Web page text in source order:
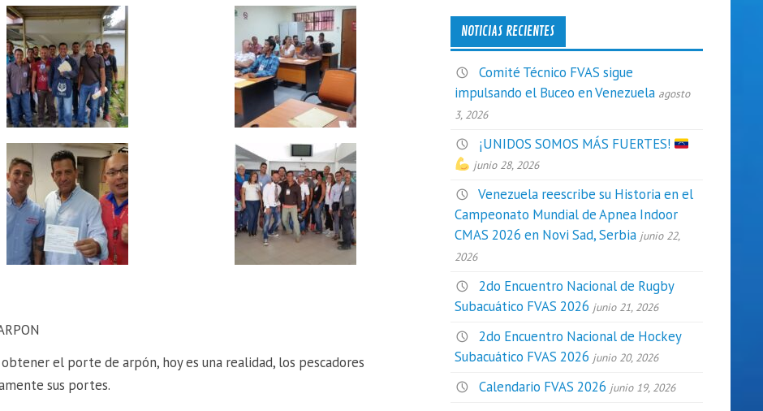
el porte de arpón, hoy es una realidad, los pescadores
sus portes.
NOTICIAS RECIENTES
Comité Técnico FVAS sigue
impulsando el Buceo en Venezuela agosto
3, 2026
¡UNIDOS SOMOS MÁS FUERTES!
junio 28, 2026
Venezuela reescribe su Historia en el
Campeonato Mundial de Apnea Indoor
CMAS 2026 en Novi Sad, Serbia junio 22,
2026
2do Encuentro Nacional de Rugby
Subacuático FVAS 2026 junio 21, 2026
2do Encuentro Nacional de Hockey
Subacuático FVAS 2026 junio 20, 2026
Calendario FVAS 2026 junio 19, 2026